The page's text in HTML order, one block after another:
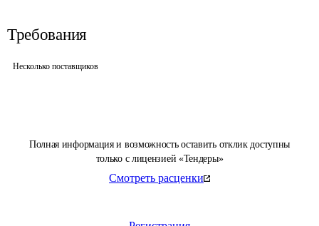
Полная информация и возможность оставить отклик доступны
только с лицензией «Тендеры»
Смотреть расценки
Требования
Несколько поставщиков